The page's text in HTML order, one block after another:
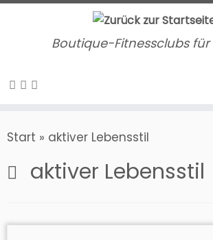
Zum
Boutique-Fitnessclubs für
Start » aktiver Lebensstil
aktiver Lebensstil